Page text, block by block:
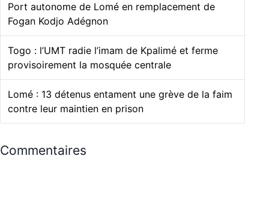
Port autonome de Lomé en remplacement de
Fogan Kodjo Adégnon
Togo : l’UMT radie l’imam de Kpalimé et ferme
provisoirement la mosquée centrale
Lomé : 13 détenus entament une grève de la faim
contre leur maintien en prison
Commentaires